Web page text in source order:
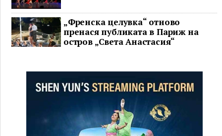
„Френска целувка“ отново
пренася публиката в Париж на
остров „Света Анастасия“